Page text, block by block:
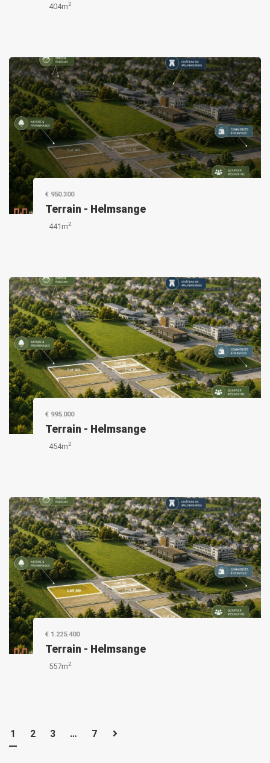
404m2
€ 950.300
Terrain - Helmsange
441m2
€ 995.000
Terrain - Helmsange
454m2
€ 1.225.400
Terrain - Helmsange
557m2
1 2 3 … 7